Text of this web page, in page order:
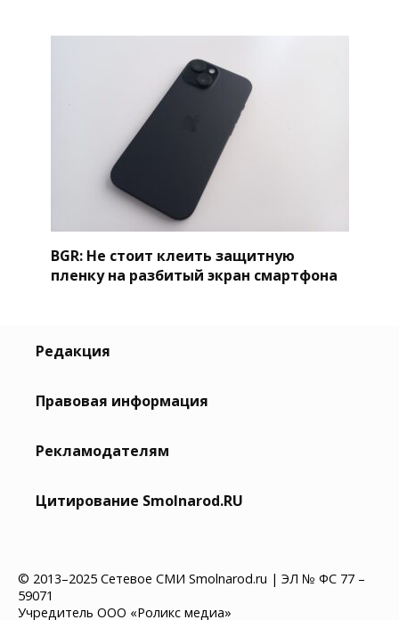
BGR: Не стоит клеить защитную
пленку на разбитый экран смартфона
Редакция
Правовая информация
Рекламодателям
Цитирование Smolnarod.RU
© 2013–2025 Сетевое СМИ Smolnarod.ru | ЭЛ № ФС 77 –
59071
Учредитель ООО «Роликс медиа»